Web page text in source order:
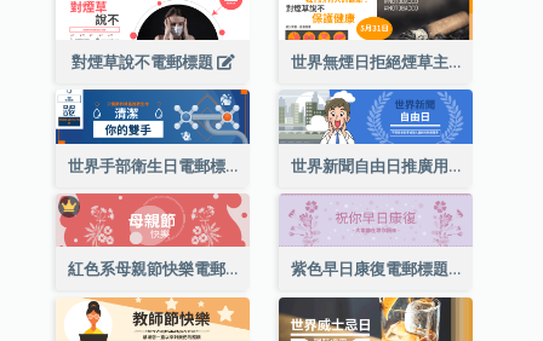
對煙草說不電郵標題 世界無煙日拒絕煙草主題電郵標題
世界手部衛生日電郵標題 世界新聞自由日推廣用電郵標題
紅色系母親節快樂電郵標題 紫色早日康復電郵標題